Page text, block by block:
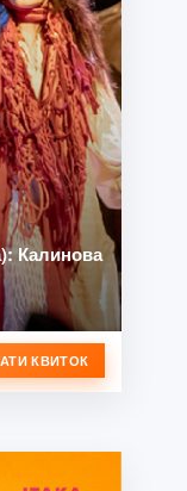
Калинова
КВИТОК